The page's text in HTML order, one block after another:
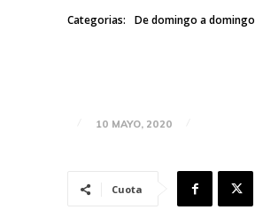
Categorias: De domingo a domingo
10 MAYO, 2020
Cuota